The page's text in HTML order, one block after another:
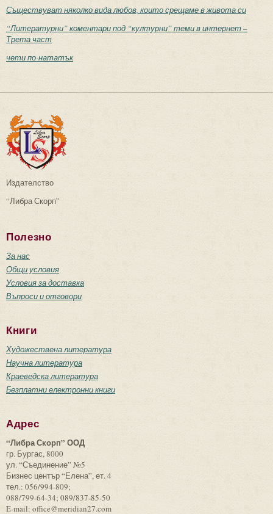
Съществуват няколко вида любов, които срещаме в живота си
“Литературни” коментари под “културни” теми в интернет –
Трета част
чети по-нататък
Издателство
“Либра Скорп”
Полезно
За нас
Общи условия
Условия за доставка
Въпроси и отговори
Книги
Художествена литература
Научна литература
Краеведска литература
Безплатни електронни книги
Адрес
“Либра Скорп” ООД
гр. Бургас, 8000
ул. “Съединение” №5
Бизнес център “Елена”, ет. 4
тел.: 056/994-809;
088/799-64-34; 089/837-85-50
E-mail: office@meridian27.com